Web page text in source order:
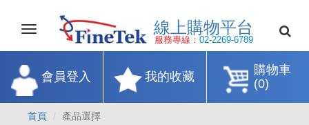
Toggle
navigation
線上購物平
服務專線：02-2269-
購物車
(0)
我的收藏
會員登入
首頁 產品選擇